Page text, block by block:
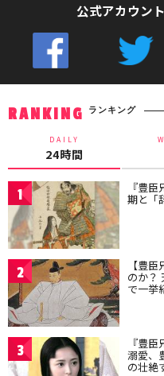
公式アカウン
RANKING ランキング
DAILY
24時間
1 『豊
期と「
2 【豊
のか？
で一挙
3 『豊
溺愛、
の壮絶